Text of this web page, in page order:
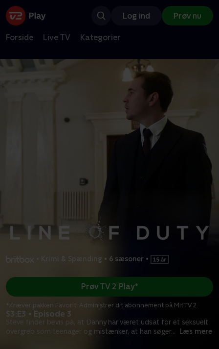
Log ind Prøv nu
Forside Live TV Kategorier
• Krimi & Spænding • 6 sæsoner •
S3:E3 • Episode 3
Steve finder bevis på, at Danny har været udsat for et seksuelt
overgreb som teenager og mistænker, at han søger... Læs mere
Prøv TV 2 Play*
*Kræver pakken Favorit. Administrer dit abonnement på Mit TV 2.